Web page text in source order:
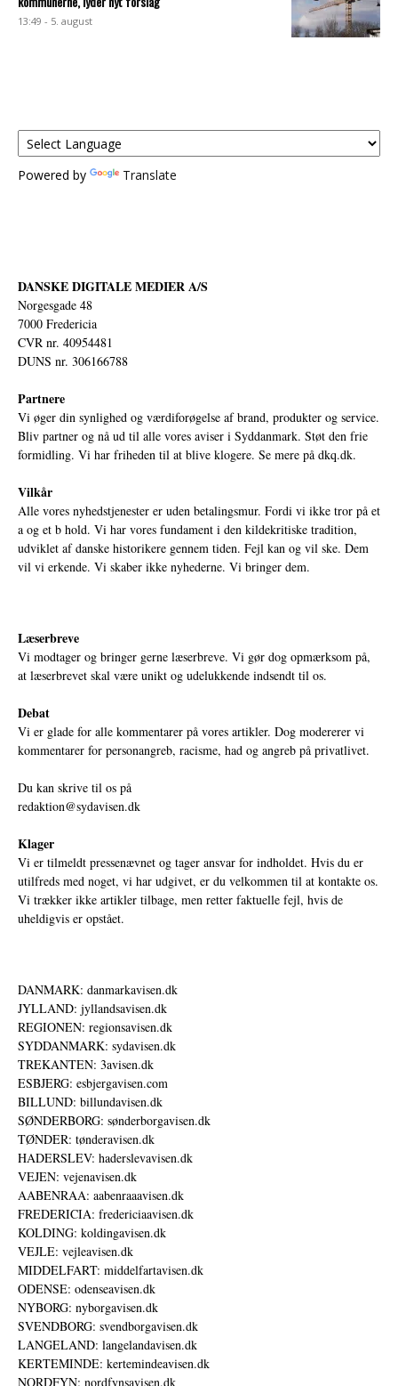
13:49 - 5. august
Powered by Translate
DANSKE DIGITALE MEDIER A/S
Norgesgade 48
7000 Fredericia
CVR nr. 40954481
DUNS nr. 306166788
Partnere
Vi øger din synlighed og værdiforøgelse af brand, produkter og service.
Bliv partner og nå ud til alle vores aviser i Syddanmark. Støt den frie
formidling. Vi har friheden til at blive klogere. Se mere på dkq.dk.
Vilkår
Alle vores nyhedstjenester er uden betalingsmur. Fordi vi ikke tror på et
a og et b hold. Vi har vores fundament i den kildekritiske tradition,
udviklet af danske historikere gennem tiden. Fejl kan og vil ske. Dem
vil vi erkende. Vi skaber ikke nyhederne. Vi bringer dem.
Læserbreve
Vi modtager og bringer gerne læserbreve. Vi gør dog opmærksom på,
at læserbrevet skal være unikt og udelukkende indsendt til os.
Debat
Vi er glade for alle kommentarer på vores artikler. Dog modererer vi
kommentarer for personangreb, racisme, had og angreb på privatlivet.
Du kan skrive til os på
redaktion@sydavisen.dk
Klager
Vi er tilmeldt pressenævnet og tager ansvar for indholdet. Hvis du er
utilfreds med noget, vi har udgivet, er du velkommen til at kontakte os.
Vi trækker ikke artikler tilbage, men retter faktuelle fejl, hvis de
uheldigvis er opstået.
DANMARK: danmarkavisen.dk
JYLLAND: jyllandsavisen.dk
REGIONEN: regionsavisen.dk
SYDDANMARK: sydavisen.dk
TREKANTEN: 3avisen.dk
ESBJERG: esbjergavisen.com
BILLUND: billundavisen.dk
SØNDERBORG: sønderborgavisen.dk
TØNDER: tønderavisen.dk
HADERSLEV: haderslevavisen.dk
VEJEN: vejenavisen.dk
AABENRAA: aabenraaavisen.dk
FREDERICIA: fredericiaavisen.dk
KOLDING: koldingavisen.dk
VEJLE: vejleavisen.dk
MIDDELFART: middelfartavisen.dk
ODENSE: odenseavisen.dk
NYBORG: nyborgavisen.dk
SVENDBORG: svendborgavisen.dk
LANGELAND: langelandavisen.dk
KERTEMINDE: kertemindeavisen.dk
NORDFYN: nordfynsavisen.dk